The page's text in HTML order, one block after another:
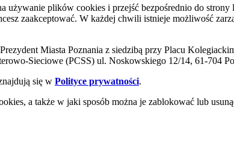
używanie plików cookies i przejść bezpośrednio do strony
zaakceptować. W każdej chwili istnieje możliwość
Miasta Poznania z siedzibą przy Placu
Sieciowe (PCSS) ul. Noskowskiego 12/14, 61-704
się w Polityce prywatności.
a także w jaki sposób można je zablokować lub